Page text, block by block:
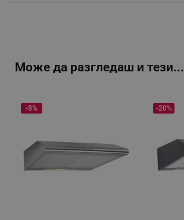
Може да разгледаш и тези...
-8% -20%